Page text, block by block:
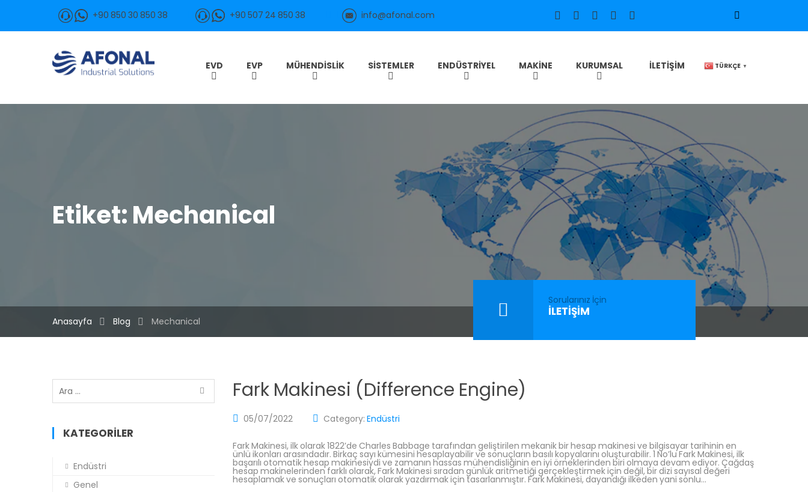
Mühendislik
Sistemler
+90 850 30 850 38 +90 507 24 850 38 info@afonal.com
EVD EVP MÜHENDISLIK SISTEMLER ENDÜSTRIYEL MAKINE KURUMSAL İLETIŞIM TÜRKÇE ▼
Etiket:Mechanical
Anasayfa Blog Mechanical
Sorularınız İçin
İLETIŞIM
Fark Makinesi (Difference Engine)
05/07/2022 Category: Endüstri
Fark Makinesi, ilk olarak 1822’de Charles Babbage tarafından geliştirilen mekanik bir hesap makinesi ve bilgisayar tarihinin en
ünlü ikonları arasındadır. Birkaç sayı kümesini hesaplayabilir ve sonuçların basılı kopyalarını oluşturabilir. 1 No’lu Fark Makinesi, ilk
başarılı otomatik hesap makinesiydi ve zamanın hassas mühendisliğinin en iyi örneklerinden biri olmaya devam ediyor. Çağdaş
hesap makinelerinden farklı olarak, Fark Makinesi sıradan günlük aritmetiği gerçekleştirmek için değil, bir dizi sayısal değeri
hesaplamak ve sonuçları otomatik olarak yazdırmak için tasarlanmıştır. Fark Makinesi, dayandığı ilkeden yani sonlu…
Arama:
KATEGORILER
Endüstri
Genel